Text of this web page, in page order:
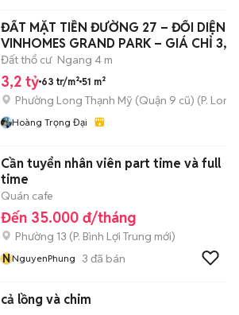
ĐẤT MẶT TIỀN ĐƯỜNG 27 – ĐỐI DIỆN
VINHOMES GRAND PARK – GIÁ CHỈ 3,2
Đất thổ cư Ngang 4 m
3,2 tỷ 63 tr/m² 51 m²
Phường Long Thạnh Mỹ (Quận 9 cũ) (P.
Hoàng Trọng Đại
Cần tuyển nhân viên part time và full
time
Quán cafe
Đến 35.000 đ/tháng
Phường 13 (P. Bình Lợi Trung mới)
NNguyenPhung 3 đã bán
cả lồng và chim